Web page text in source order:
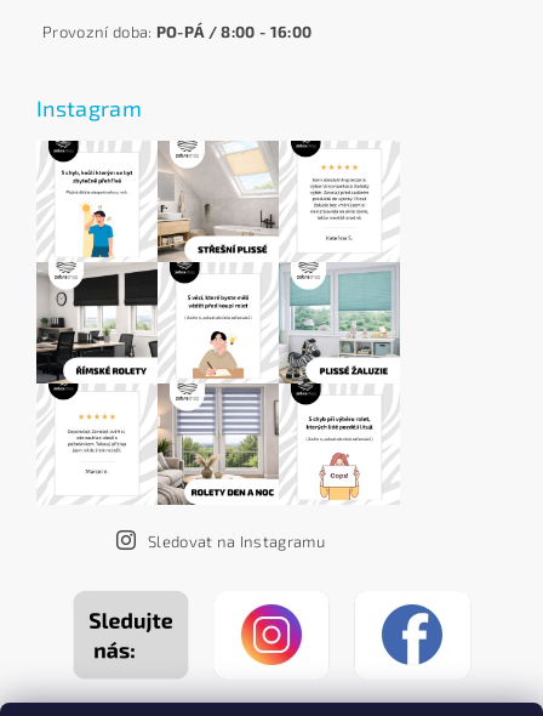
Provozní doba: PO-PÁ / 8:00 - 16:00
Instagram
Sledovat na Instagramu